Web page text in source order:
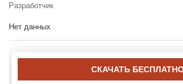
Разработчик
Нет данных
СКАЧАТЬ